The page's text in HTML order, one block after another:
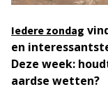
Iedere zondag
en
Deze week:
aardse wetten?